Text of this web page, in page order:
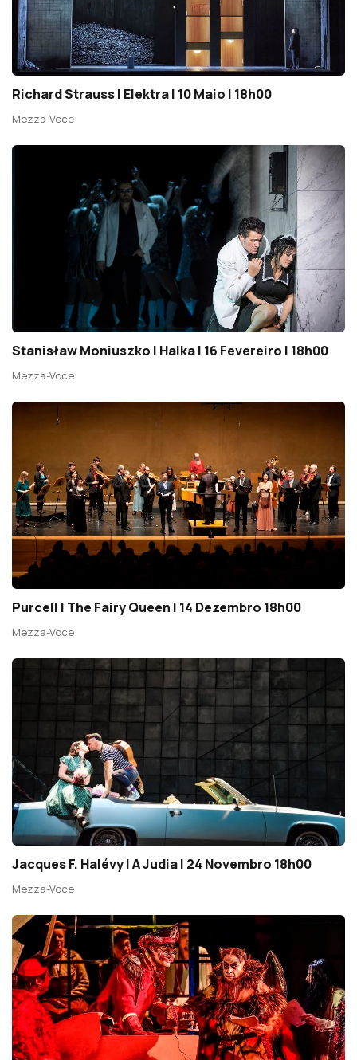
Richard Strauss | Elektra | 10 Maio | 18h00
Mezza-Voce
Stanisław Moniuszko | Halka | 16 Fevereiro | 18h00
Mezza-Voce
Purcell | The Fairy Queen | 14 Dezembro 18h00
Mezza-Voce
Jacques F. Halévy | A Judia | 24 Novembro 18h00
Mezza-Voce